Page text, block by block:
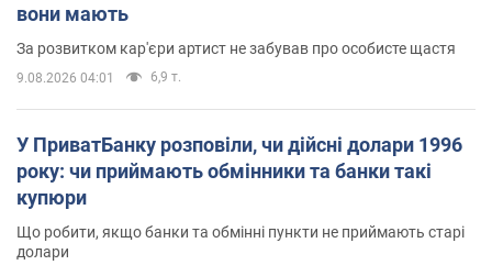
вони мають
За розвитком кар'єри артист не забував про особисте щастя
9.08.2026 04:01 6,9 т.
У ПриватБанку розповіли, чи дійсні долари 1996
року: чи приймають обмінники та банки такі
купюри
Що робити, якщо банки та обмінні пункти не приймають старі
долари